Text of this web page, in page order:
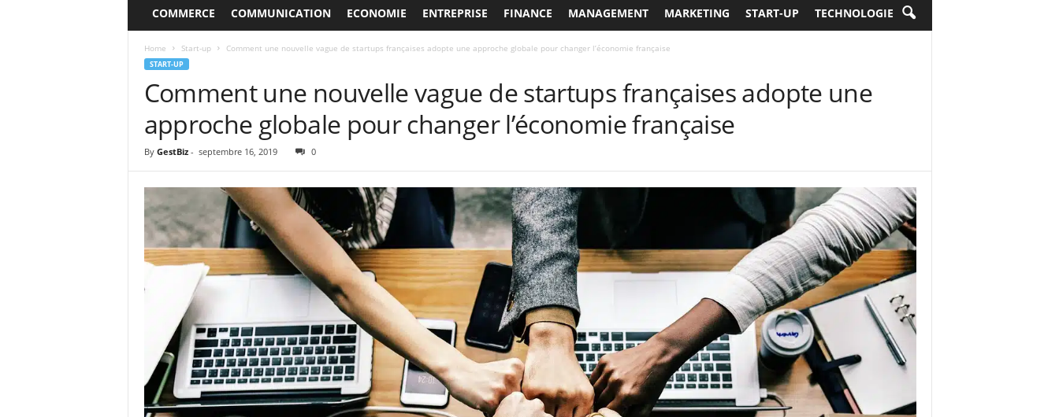
COMMERCE COMMUNICATION ECONOMIE ENTREPRISE FINANCE MANAGEMENT MARKETING START-UP TECHNOLOGIE
Home Start-up Comment une nouvelle vague de startups françaises adopte une approche globale pour changer l’économie française
START-UP
Comment une nouvelle vague de startups françaises adopte une
approche globale pour changer l’économie française
By GestBiz - septembre 16, 2019 0